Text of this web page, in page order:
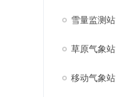
雪量监测站
草原气象站
移动气象站